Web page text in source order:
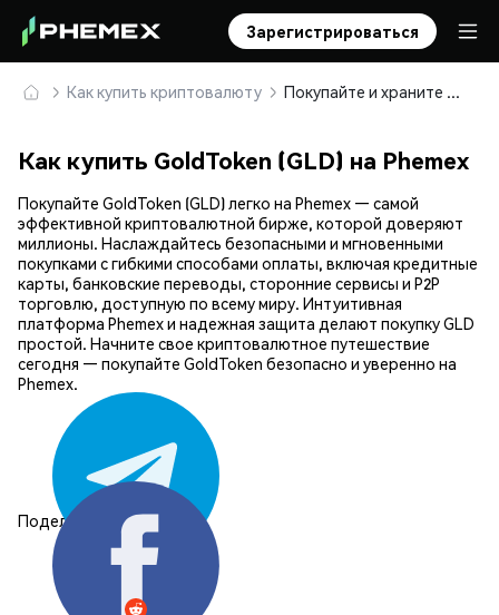
Зарегистрироваться
Как купить криптовалюту Покупайте и храните GoldToken (GLD) безопасно
Как купить GoldToken (GLD) на Phemex
Покупайте GoldToken (GLD) легко на Phemex — самой
эффективной криптовалютной бирже, которой доверяют
миллионы. Наслаждайтесь безопасными и мгновенными
покупками с гибкими способами оплаты, включая кредитные
карты, банковские переводы, сторонние сервисы и P2P
торговлю, доступную по всему миру. Интуитивная
платформа Phemex и надежная защита делают покупку GLD
простой. Начните свое криптовалютное путешествие
сегодня — покупайте GoldToken безопасно и уверенно на
Phemex.
Поделиться: